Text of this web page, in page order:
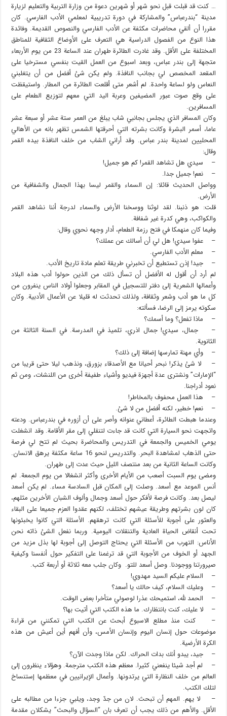
… كنت قد قبلت قبل نحو شهر أو شهرين دعوة من وزارة التربية والتعليم لزيارة
مدينة “بندرعباس” والمشاركة في دورة تدريبية لمعلمي الأدب الفارسي. كان
مقررا أن ألقي محاضرات مكثفة عن الأدب الفارسي والنصوص القديمة. وفائدة
هذا النوع من الفصول الدراسية هي التعرف على الأوضاع الثقافية للمناطق
المختلفة على الأقل. وقد غادرت الطائرة طهران عند الساعة 23 من يوم الأربعاء
متجهة إلى بندر عباس، وبعد اسبوع من العمل القيت بنفسي مسترخيا على
المقعد المخصص لي بجانب النافذة. ولم يكن شئ أفضل من أن يتغلبني
النعاس ولو لساعة واحدة. لم أشعر متى أقلعت الطائرة من المطار. واستيقظت
على وقع صوت عبور المضيفين وعربة اليد التي معهم لتوزيع الطعام على
المسافرين.
وكان المسافر الذي يجلس بجانبي شاب يبلغ من العمر ستة عشر أو سبعة عشر
عاما، أسمر البشرة وكانت بشرته التي أحرقتها الشمس تظهر بانه من الأهالي
المحليين لمدينة بندر عباس. وقد أراني الشاب من خلف النافذة بيده القمر
وقال:
– سيدي هل تشاهد القمر! كم هو جميل!
– نعم! جميل جدا.
وواصل الحديث قائلا: إن السماء والقمر ليسا بهذا الجمال والشفافية من
الأرض.
قلت: هو ذنبنا. لقد لوثنا ووسخنا الأرض والسماء لدرجة أننا نشاهد القمر
والكواكب، وهي كدرة غير شفافة.
وفيما كان منهمكا في فتح رزمة الطعام، أدار وجهه نحوي وقال:
– عفوا سيدي! هل لي أن أسالك عن عملك؟
– معلم الأدب الفارسي.
– جيد! إذن تستطيع أن تخبرني طريقة تعلم مادة تاريخ الأدب.
لم أرد أن أقول له الأفضل أن تسأل ذلك من الذين حولوا أدب هذه البلاد
وأعمالها الشعرية إلى دفتر للتسجيل في المقابر وجعلوا أولاد الناس ينفرون من
كل ما هو أدب وشعر وثقافة، ولذلك تحدثت له قليلا عن الأعمال الأدبية. وكان
سكوته يرمز إلى الرضا، فسألته:
– ماذا تفعل؟ وما أسمك؟
– جمال، سيدي! جمال اذري، تلميذ في المدرسة. في السنة الثالثة من
الثانوية.
– وأي مهنة تمارسها إضافة إلى ذلك؟
– لا شئ يذكر! نبحر أحيانا مع الأصدقاء بزورق، ونذهب ليلا حتى قريبا من
“الإمارات” ونشترى عدة أجهزة فيديو وأشياء طفيفة أخرى من اللنشات، ومن ثم
نعود أدراجنا.
– هذا العمل محفوف بالمخاطر!
– نعم! خطير، لكنه أفضل من لا شئ.
وعندما هبطت الطائرة، أعطاني عنوانه وأصر على أن أزوره في بندرعباس. ودعته
واتجهت نحو السيارة التي كانت قد جاءت لتنقلي إلى مقر الأقامة. وقد انشغلت
يومي الخميس والجمعة في التدريس والمحاضرة بحيث لم تتح لي فرصة
حتى الذهاب لمشاهدة البحر. والتدريس لنحو 16 ساعة مكثفة يرهق الانسان.
وكانت الساعة الثانية من بعد منتصف الليل حيث عدت إلى طهران.
ومضى يوم السبت أصعب من الأيام الأخرى وأكثر انشغالا من يوم الجمعة. لم
أنس الموعد مع أسعد. وصلت إلى المكان قبل السادسة مساء. لم يكن أسعد
ليصل بعد. وكانت فرصة لأفكر حول أسعد وجمال وألوف الشبان الأخرين مثلهم،
كان لون بشرتهم وطريقة عيشهم تختلف، لكنهم عقدوا العزم جميعا على البقاء
والعثور على أجوبة للأسئلة التي كانت ترهقهم. الأسئلة التي كانوا يخبئونها
تحت أنقاض الحياة العادية والتنقلات اليومية. وربما نفعل الشئ ذاته نحن
الأناس: التهرب من الأسئلة التي يحتاج التوصل إلى أجوبة لها بذل مزيد من
الجهد أو الخوف من الأجوبة التي قد ترغمنا على التفكير حول أنفسنا وكيفية
صيرورتنا ووجودنا. وصل أسعد للتو. وكان جلب معه ثلاثة أو أربعة كتب.
– السلام عليكم السيد مهدوي!
– وعليك السلام، كيف حالك يا أسعد؟
– الحمد لله، استميحك عذرا لوصولي متأخرا بعض الوقت.
– لا عليك، كنت بانتظارك. ما هذه الكتب التي أتيت بها؟
– كنت منذ مطلع الاسبوع أبحث عن الكتب التي تمكنني من قراءة
موضوعات حول إنسان اليوم وإنسان الأمس، وأن أفهم أين أعيش من هذه
الكرة الأرضية.
– جيد، يبدو أنك بدات الحراك. لكن ماذا وجدت الآن؟
– لم أجد شيئا ينفعني كثيرا. معظم هذه الكتب مترجمة. وهؤلاء ينظرون إلى
العالم من خلف النظارة التي يرتدونها. وأعمال الإيرانيين في معظمها إستنساخ
لتلك الكتب.
– لا يهم. المهم أن تبحث. لان من جدّ وجد، ويلبي جزءا من مطالبه على
الأقل. والأهم من ذلك يجب أن تعرف بان “السؤال والبحث” يشكلان مقدمة